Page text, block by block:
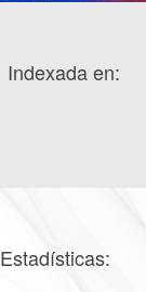
Indexada en:
Estadísticas: